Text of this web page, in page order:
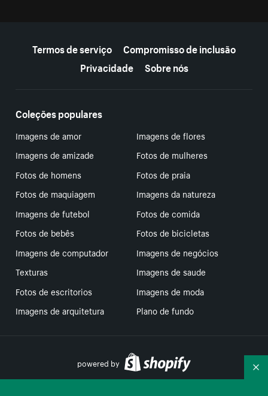
Termos de serviço
Compromisso de inclusão
Privacidade
Sobre nós
Coleções populares
Imagens de amor
Imagens de flores
Imagens de amizade
Fotos de mulheres
Fotos de homens
Fotos de praia
Fotos de maquiagem
Imagens da natureza
Imagens de futebol
Fotos de comida
Fotos de bebês
Fotos de bicicletas
Imagens de computador
Imagens de negócios
Texturas
Imagens de saude
Fotos de escritorios
Imagens de moda
Imagens de arquitetura
Plano de fundo
powered by